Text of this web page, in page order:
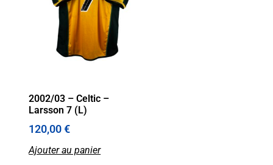
2002/03 – Celtic –
Larsson 7 (L)
120,00€
Ajouter au panier